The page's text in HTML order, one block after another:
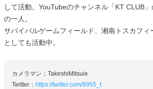
して活動。YouTubeのチャンネル「KT CLUB
の一人。
サバイバルゲームフィールド、湘南トスカフィ
としても活動中。
カメラマン：TakeshiMitsuie
Twitter： https://twitter.com/9955_t